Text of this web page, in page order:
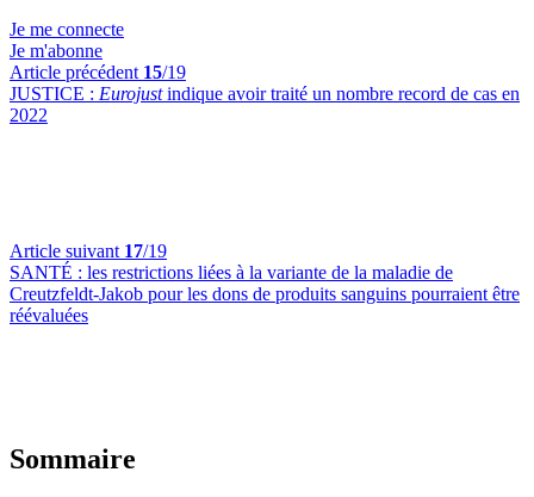
Je me connecte
Je m'abonne
Article précédent 15/19
JUSTICE : Eurojustindique avoir traité un nombre record de cas en
2022
Article suivant 17/19
SANTÉ : les restrictions liées à la variante de la maladie de
Creutzfeldt-Jakob pour les dons de produits sanguins pourraient être
réévaluées
Sommaire